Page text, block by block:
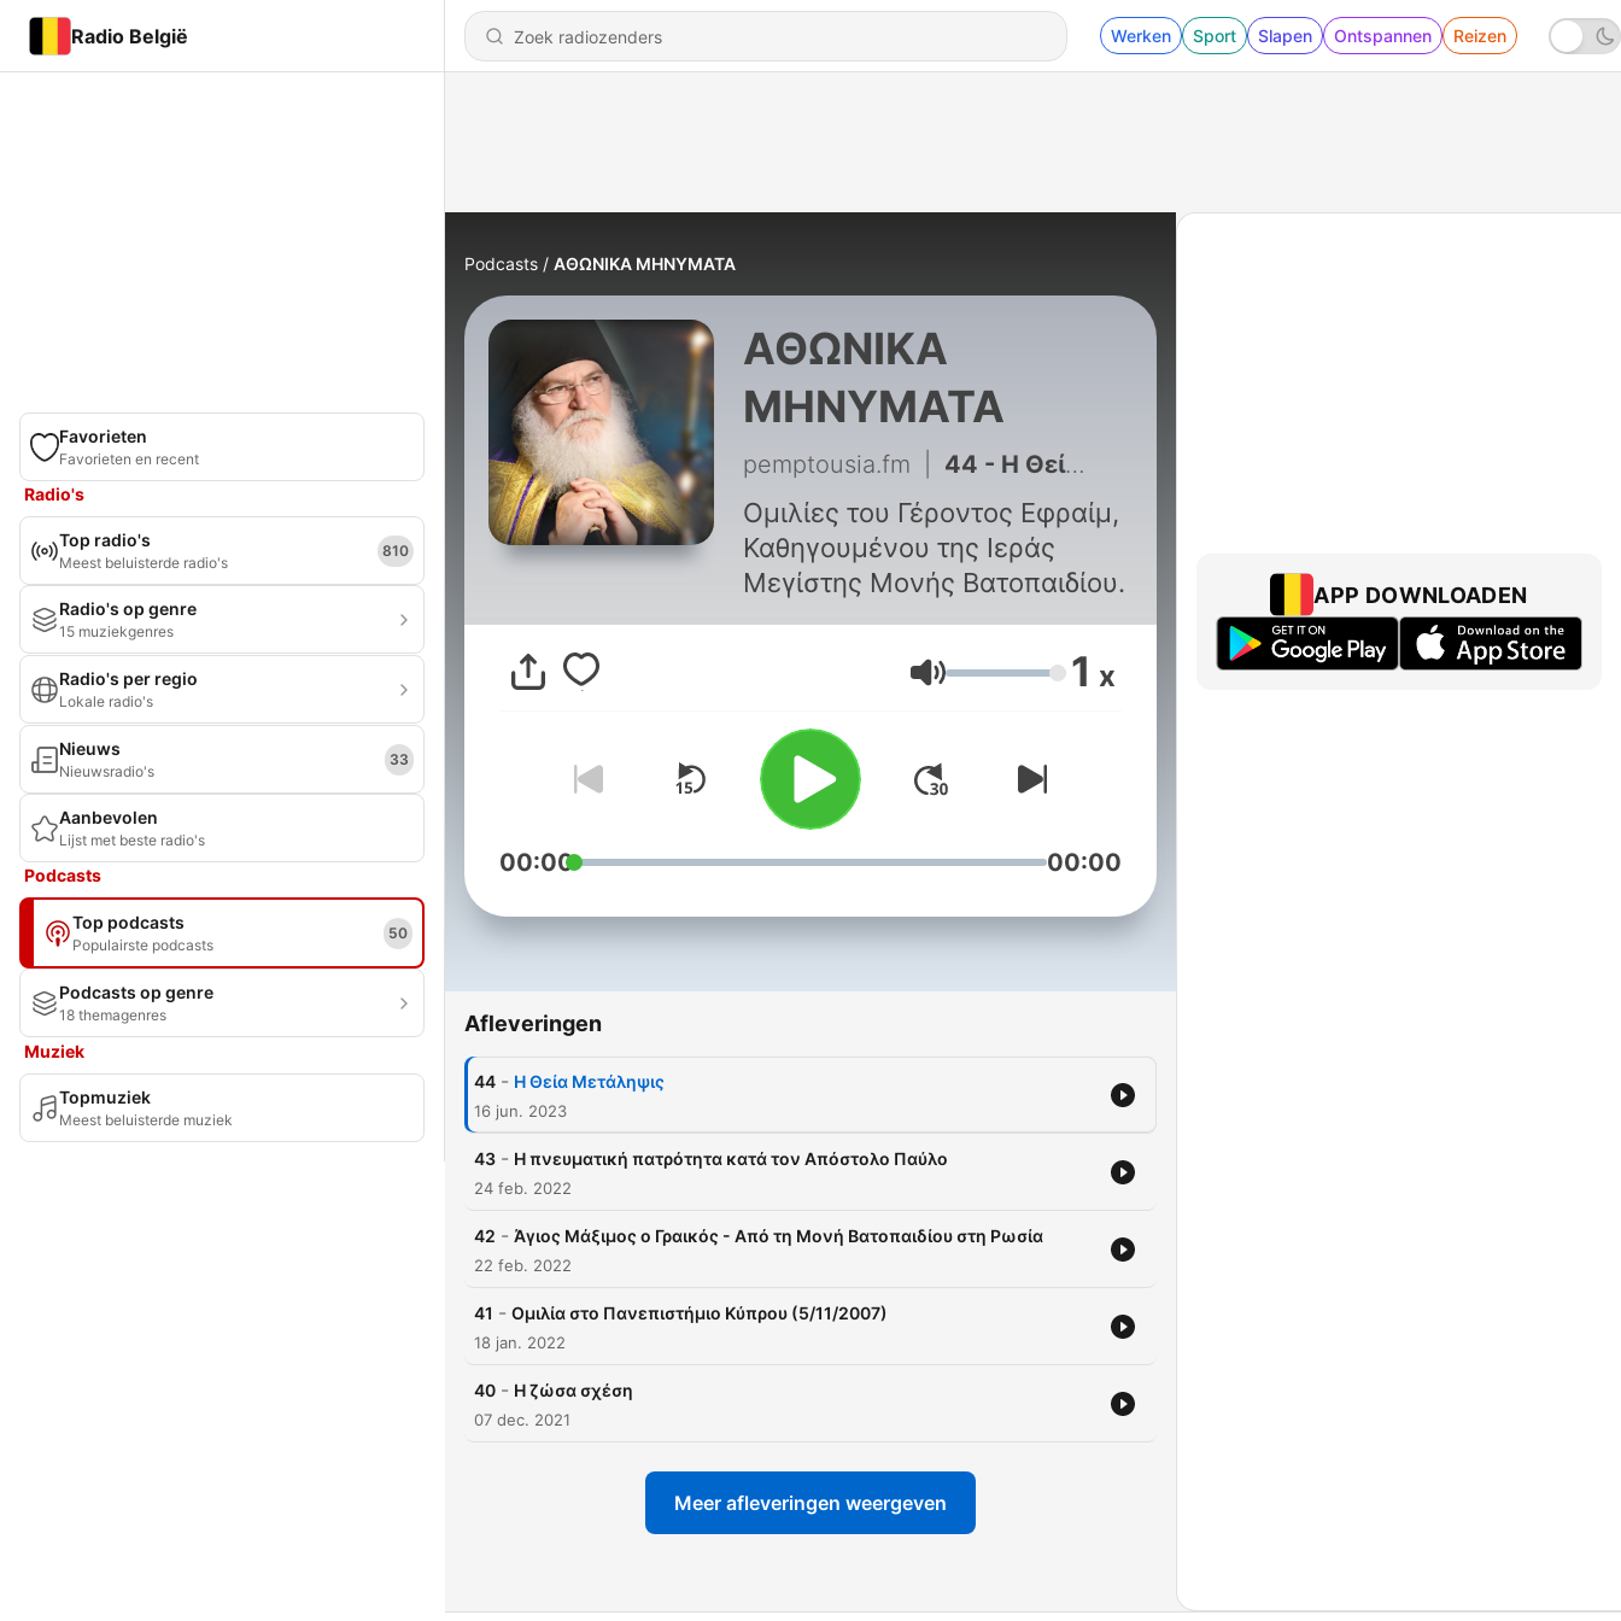
Radio België Werken Sport Slapen Ontspannen Reizen
Favorieten
Favorieten en recent
Radio's
Top radio's
Meest beluisterde radio's
810
Radio's op genre
15 muziekgenres
Radio's per regio
Lokale radio's
Nieuws
Nieuwsradio's
33
Aanbevolen
Lijst met beste radio's
Podcasts
Top podcasts
Populairste podcasts
50
Podcasts op genre
18 themagenres
Muziek
Topmuziek
Meest beluisterde muziek
Podcasts ΑΘΩΝΙΚΑ ΜΗΝΥΜΑΤΑ
ΑΘΩΝΙΚΑ
ΜΗΝΥΜΑΤΑ
pemptousia.fm 44 - Η Θεία Μετάληψις
Ομιλίες του Γέροντος Εφραίμ,
Καθηγουμένου της Ιεράς
Μεγίστης Μονής Βατοπαιδίου.
Volume 1 x
00:00 00:00
Afleveringen
44 - Η Θεία Μετάληψις
16 jun. 2023
43 - Η πνευματική πατρότητα κατά τον Απόστολο Παύλο
24 feb. 2022
42 - Άγιος Μάξιμος ο Γραικός - Από τη Μονή Βατοπαιδίου στη Ρωσία
22 feb. 2022
41 - Ομιλία στο Πανεπιστήμιο Κύπρου (5/11/2007)
18 jan. 2022
40 - Η ζώσα σχέση
07 dec. 2021
Meer afleveringen weergeven
APP DOWNLOADEN